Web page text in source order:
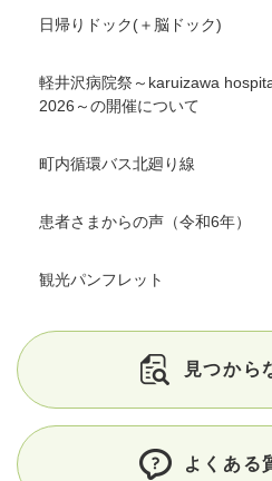
日帰りドック(＋脳ドック)
軽井沢病院祭～karuizawa
2026～の開催について
町内循環バス北廻り線
患者さまからの声（令和6年）
観光パンフレット
見つから
よくある